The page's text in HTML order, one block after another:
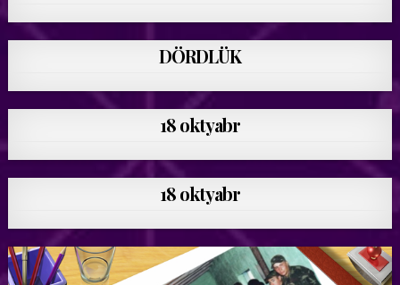
DÖRDLÜK
18 oktyabr
18 oktyabr